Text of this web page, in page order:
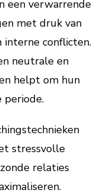
een verwarrende
met druk van
interne conflicten.
neutrale en
helpt om hun
periode.
stressvolle
relaties